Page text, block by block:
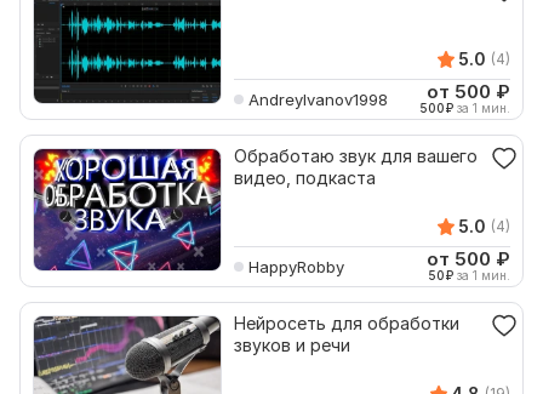
5.0 (4)
AndreyIvanov1998 от 500 ₽
500₽ за 1 мин.
Обработаю звук для вашего
видео, подкаста
5.0 (4)
HappyRobby от 500 ₽
50₽ за 1 мин.
Нейросеть для обработки
звуков и речи